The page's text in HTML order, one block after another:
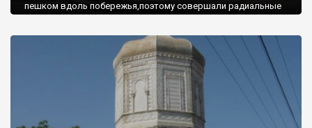
пешком вдоль побережья,поэтому совершали радиальные